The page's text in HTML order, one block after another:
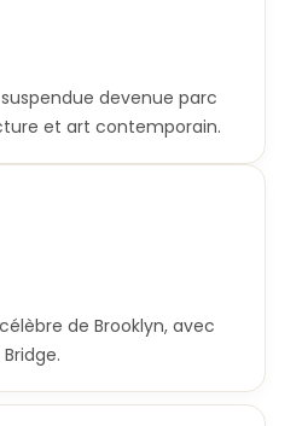
devenue parc
et art contemporain.
de Brooklyn, avec